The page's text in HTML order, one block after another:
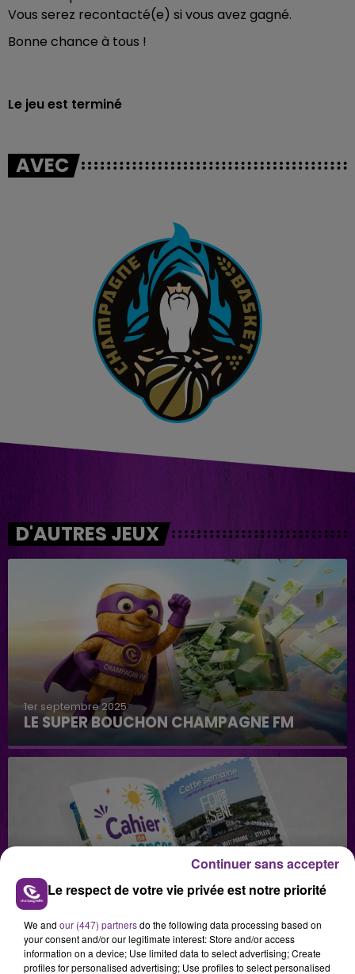
Vous serez recontacté(e) si vous avez gagné.
Bonne chance à tous !
Le jeu est terminé
AVEC
D'AUTRES JEUX
1er septembre 2025
LE SUPER BOUCHON CHAMPAGNE FM
29 juillet 2026
GAGNEZ VOS INVITATIONS VIP POUR LES
CONCERTS DE FOIRE EN SCÈNE 2026
Le respect de votre vie privée est notre priorité
We and our (447) partnersdo the following data processing based on
your consent and/or our legitimate interest: Store and/or access
information on a device; Use limited data to select advertising; Create
profiles for personalised advertising; Use profiles to select personalised
Continuer sans accepter